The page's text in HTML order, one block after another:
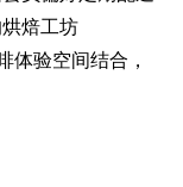
焙工坊
体验空间结合，